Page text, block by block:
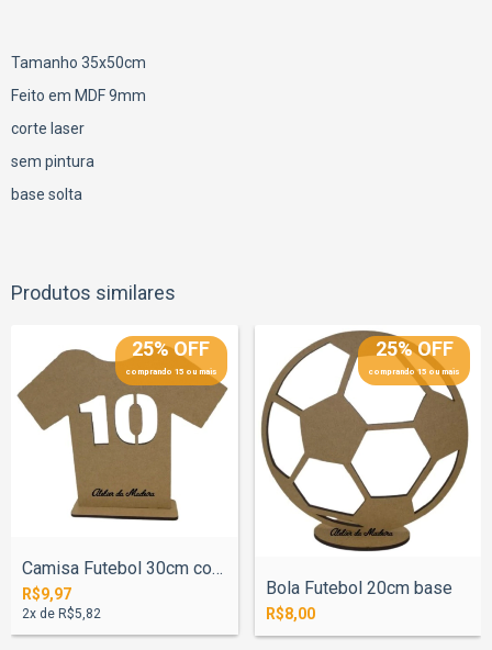
Tamanho 35x50cm
Feito em MDF 9mm
corte laser
sem pintura
base solta
Produtos similares
25% OFF
comprando 15 ou mais
Camisa Futebol 30cm com Base
R$9,97
2x de R$5,82
25% OFF
comprando 15 ou mais
Bola Futebol 20cm base
R$8,00